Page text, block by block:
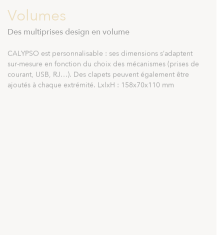
Volumes
Des multiprises design en volume
CAL YPSO est personnalisable : ses dimensions s’adaptent
sur-mesure en fonction du choix des mécanismes (prises de
courant USB RJ…). Des clapets peuvent également être
ajoutés à chaque extrémité. L xlxH : 1 58x70x1 1 0 mm